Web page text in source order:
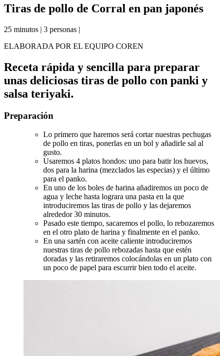
Tiras de pollo de Corral en pan japonés
25 minutos | 3 personas |
ELABORADA POR EL EQUIPO COREN
Receta rápida y sencilla para preparar
unas deliciosas tiras de pollo con panki y
salsa teriyaki.
Preparación
Lo primero que haremos será cortar nuestras pechugas
de pollo en tiras, ponerlas en un bol y añadirle sal al
gusto.
Usaremos 4 platos hondos: uno para batir los huevos,
dos para la harina (mezclados las especias) y el último
para el panko.
En uno de los boles de harina añadiremos un poco de
agua y leche hasta lograra una pasta en la que
introduciremos las tiras de pollo y las dejaremos
alrededor 30 minutos.
Pasado este tiempo, sacaremos el pollo, lo rebozaremos
en el otro plato de harina y finalmente en el panko.
En una sartén con aceite caliente introduciremos
nuestras tiras de pollo rebozadas hasta que estén
doradas y las retiraremos colocándolas en un plato con
un poco de papel para escurrir bien todo el aceite.